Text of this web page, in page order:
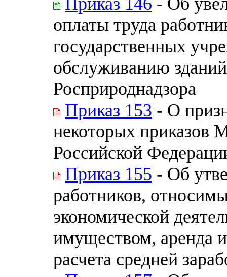
оплаты труда
государственных
обслуживанию
Росприроднадзора
Приказ 153 - О
некоторых приказов
Российской
Приказ 155 - Об
работников,
экономической
имуществом, аренда
расчета средней